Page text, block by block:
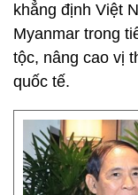
khẳng định Việt
Myanmar trong
tộc, nâng cao vị
quốc tế.